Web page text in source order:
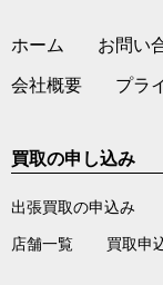
ホーム お問い
会社概要 プラ
買取の申し込み
出張買取の申込み
店舗一覧 買取申